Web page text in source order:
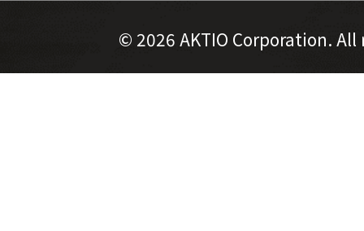
© 2026 AKTIO Corporation.